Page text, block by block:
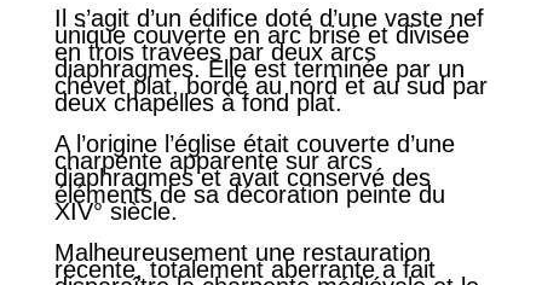
Il s’agit d’un édifice doté d’une vaste nef
unique couverte en arc brisé et divisée
en trois travées par deux arcs
diaphragmes. Elle est terminée par un
chevet plat, bordé au nord et au sud par
deux chapelles à fond plat.
A l’origine l’église était couverte d’une
charpente apparente sur arcs
diaphragmes et avait conservé des
éléments de sa décoration peinte du
XIV° siècle.
Malheureusement une restauration
récente, totalement aberrante a fait